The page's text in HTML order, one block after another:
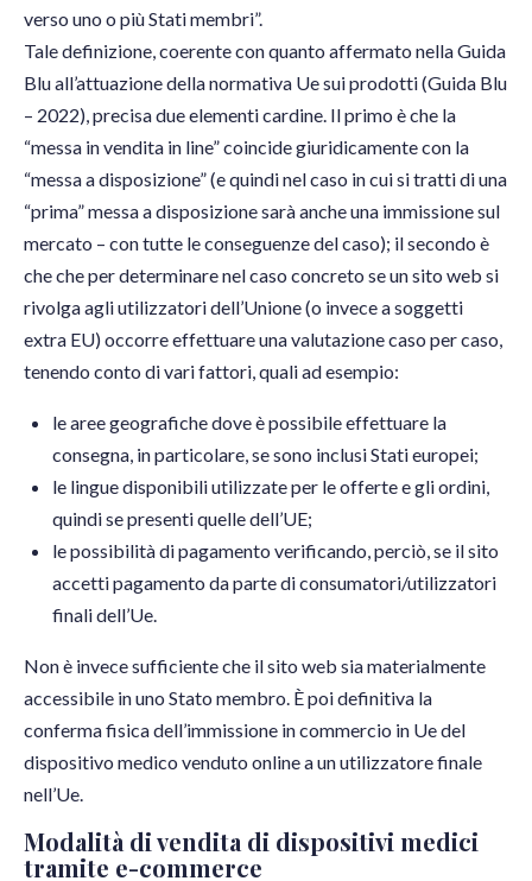
verso uno o più Stati membri”.
Tale definizione, coerente con quanto affermato nella Guida
Blu all’attuazione della normativa Ue sui prodotti (Guida Blu
– 2022), precisa due elementi cardine. Il primo è che la
“messa in vendita in line” coincide giuridicamente con la
“messa a disposizione” (e quindi nel caso in cui si tratti di una
“prima” messa a disposizione sarà anche una immissione sul
mercato – con tutte le conseguenze del caso); il secondo è
che che per determinare nel caso concreto se un sito web si
rivolga agli utilizzatori dell’Unione (o invece a soggetti
extra EU) occorre effettuare una valutazione caso per caso,
tenendo conto di vari fattori, quali ad esempio:
le aree geografiche dove è possibile effettuare la
consegna, in particolare, se sono inclusi Stati europei;
le lingue disponibili utilizzate per le offerte e gli ordini,
quindi se presenti quelle dell’UE;
le possibilità di pagamento verificando, perciò, se il sito
accetti pagamento da parte di consumatori/utilizzatori
finali dell’Ue.
Non è invece sufficiente che il sito web sia materialmente
accessibile in uno Stato membro. È poi definitiva la
conferma fisica dell’immissione in commercio in Ue del
dispositivo medico venduto online a un utilizzatore finale
nell’Ue.
Modalità di vendita di dispositivi medici
tramite e-commerce